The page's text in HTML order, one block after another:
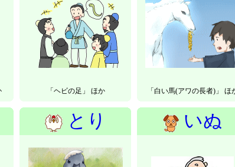
「ヘビの足」 ほか 「白い馬(アワの長者)」 ほ
とり いぬ